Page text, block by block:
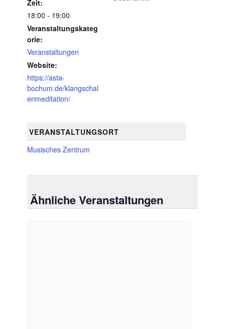
Zeit:
18:00 - 19:00
Veranstaltungskateg
orie:
Veranstaltungen
Website:
https://asta-
bochum.de/klangschal
enmeditation/
VERANSTALTUNGSORT
Musisches Zentrum
Ähnliche Veranstaltungen